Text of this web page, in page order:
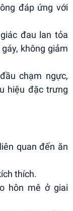
đáp ứng với
đau lan tỏa
không giảm
chạm ngực,
hiệu đặc trưng
quan đến ăn
thích.
hôn mê ở giai